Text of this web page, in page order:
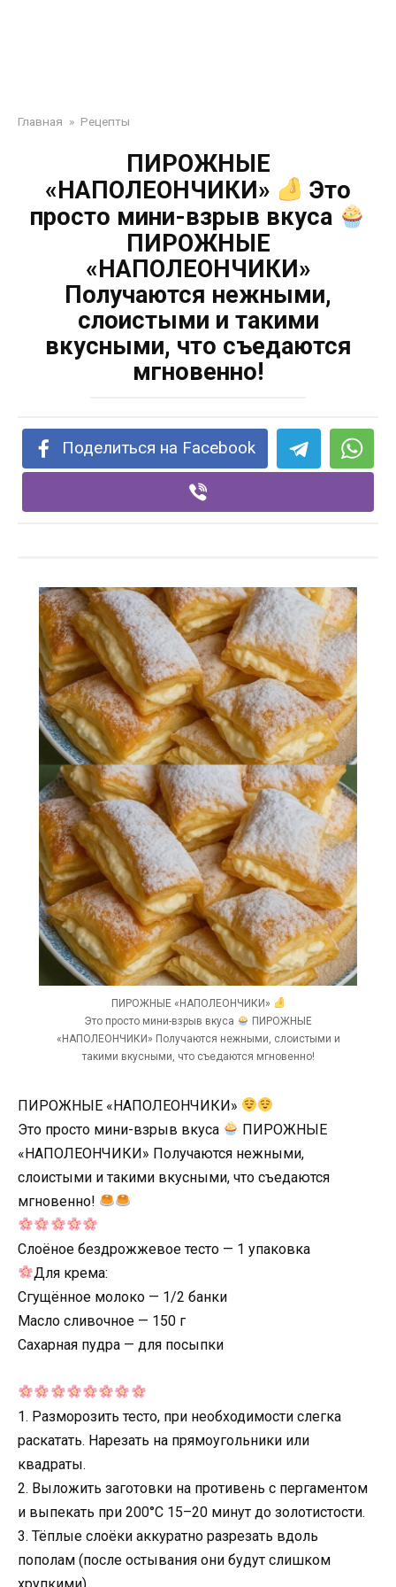
Главная » Рецепты
ПИРОЖНЫЕ
«НАПОЛЕОНЧИКИ»
Это
просто мини-взрыв вкуса
ПИРОЖНЫЕ
«НАПОЛЕОНЧИКИ»
Получаются нежными,
слоистыми и такими
вкусными, что съедаются
мгновенно!
Поделиться на Facebook
ПИРОЖНЫЕ «НАПОЛЕОНЧИКИ»
Это просто мини-взрыв вкуса
ПИРОЖНЫЕ
«НАПОЛЕОНЧИКИ» Получаются нежными, слоистыми и
такими вкусными, что съедаются мгновенно!
ПИРОЖНЫЕ «НАПОЛЕОНЧИКИ»
Это просто мини-взрыв вкуса
ПИРОЖНЫЕ
«НАПОЛЕОНЧИКИ» Получаются нежными,
слоистыми и такими вкусными, что съедаются
мгновенно!
Слоёное бездрожжевое тесто — 1 упаковка
Для крема:
Сгущённое молоко — 1/2 банки
Масло сливочное — 150 г
Сахарная пудра — для посыпки
1. Разморозить тесто, при необходимости слегка
раскатать. Нарезать на прямоугольники или
квадраты.
2. Выложить заготовки на противень с пергаментом
и выпекать при 200°С 15–20 минут до золотистости.
3. Тёплые слоёки аккуратно разрезать вдоль
пополам (после остывания они будут слишком